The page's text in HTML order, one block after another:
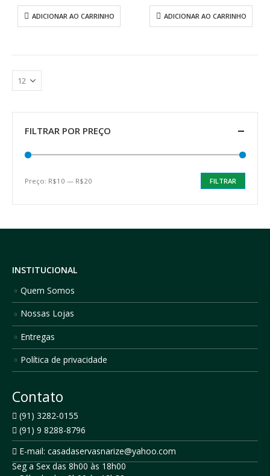
ADICIONAR AO CARRINHO ADICIONAR AO CARRINHO
FILTRAR POR PREÇO
Preço
Preço
FILTRAR
Preço: R$10 — R$20
INSTITUCIONAL
Quem Somos
Nossas Lojas
Entregas
Política de privacidade
Contato
(91) 3282-0155
(91) 9 8288-8796
E-mail: casadaservasnarize@yahoo.com
Seg a Sex das 8h00 às 18h00